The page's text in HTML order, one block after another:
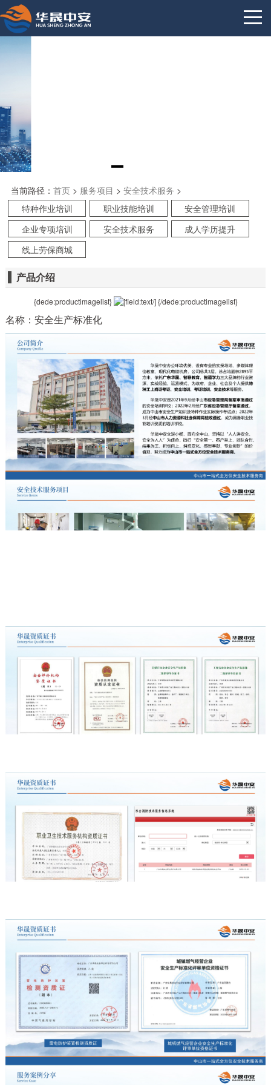
当前路径： 首页> 服务项目 > 安全技术服务 >
特种作业培训
职业技能培训
安全管理培训
企业专项培训
安全技术服务
成人学历提升
线上劳保商城
产品介绍
{dede:productimagelist} {/dede:productimagelist}
名称：安全生产标准化